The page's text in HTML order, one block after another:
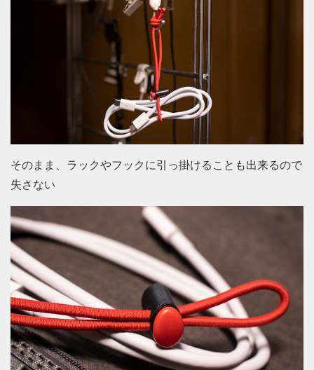
そのまま、ラックやフックに引っ掛けることも出来るので
失さない